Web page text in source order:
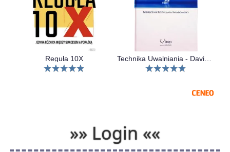
Reguła 10X
»» Login ««